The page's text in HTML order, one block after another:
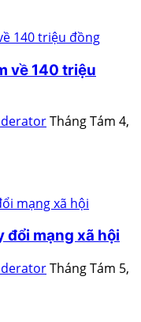
về 140 triệu
Tháng Tám 4,
đổi mạng xã hội
Tháng Tám 5,